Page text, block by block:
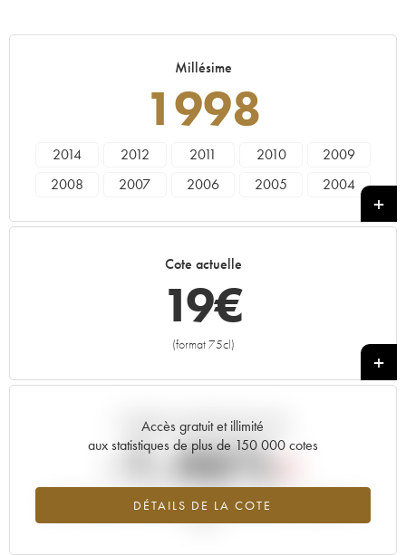
Millésime
1998
2014 2012 2011 2010
2009
2008
2007 2006 2005
2004
1991
1986
Cote actuelle
19€
(format 75cl)
+
Accès gratuit et illimité
aux statistiques de plus de 150 000 cotes
DÉTAILS DE LA COTE
Tendance actuelle de la cote
-1.46%
Tendance à la baisse du millésime 1998 en 2026 par rapport à